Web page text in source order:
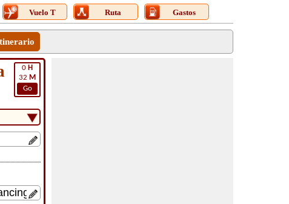
Vuelo T Ruta Gastos
0 H
32 M
Go